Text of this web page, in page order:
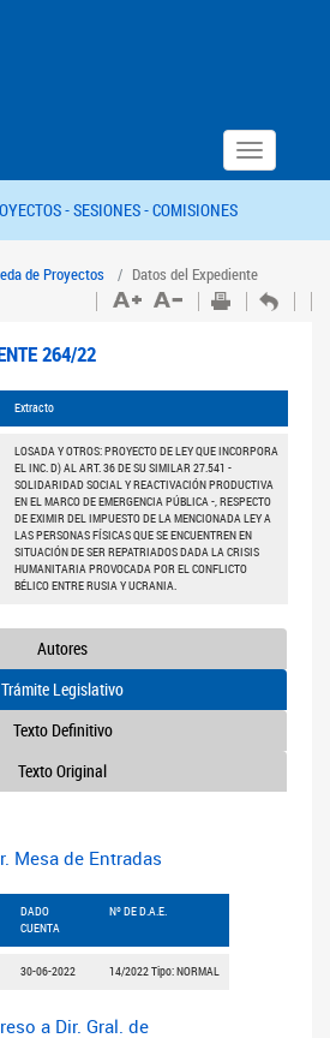
Toggle
navigation
-SESIONES -COMISIONES
de Proyectos Datos del Expediente
264/22
Extracto
LOSADA Y OTROS: PROYECTO DE LEY QUE INCORPORA
EL INC. D) AL ART. 36 DE SU SIMILAR 27.541 -
SOLIDARIDAD SOCIAL Y REACTIVACIÓN PRODUCTIVA
EN EL MARCO DE EMERGENCIA PÚBLICA -, RESPECTO
DE EXIMIR DEL IMPUESTO DE LA MENCIONADA LEY A
LAS PERSONAS FÍSICAS QUE SE ENCUENTREN EN
SITUACIÓN DE SER REPATRIADOS DADA LA CRISIS
HUMANITARIA PROVOCADA POR EL CONFLICTO
BÉLICO ENTRE RUSIA Y UCRANIA.
Autores
Trámite Legislativo
Texto Definitivo
Texto Original
Mesa de Entradas
DADO
CUENTA
Nº DE D.A.E.
30-06-2022 14/2022 Tipo: NORMAL
a Dir. Gral. de